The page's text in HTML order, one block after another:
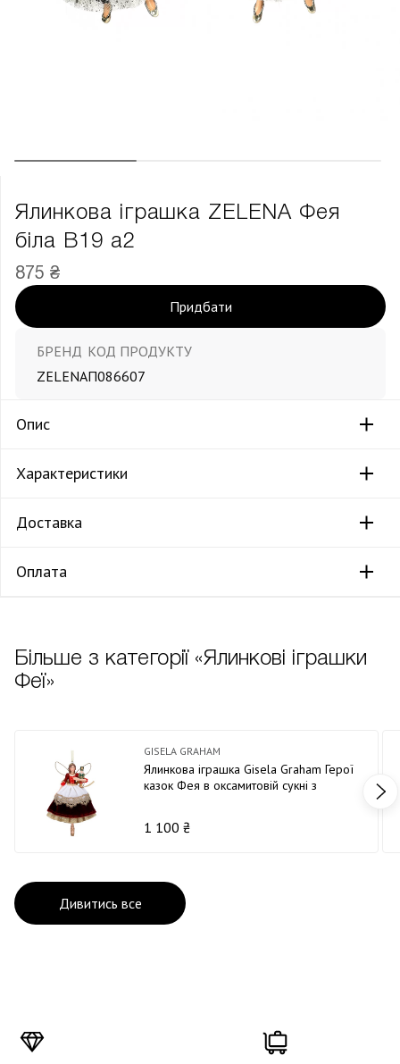
Ялинкова іграшка ZELENA Фея
біла В19 а2
875 ₴
Придбати
БРЕНД
ZELENA
КОД ПРОДУКТУ
П086607
Опис
Характеристики
Доставка
Оплата
Більше з категорії «Ялинкові іграшки
Феї»
GISELA GRAHAM
Ялинкова іграшка Gisela Graham Герої
казок Фея в оксамитовій сукні з
1 100 ₴
Дивитись все